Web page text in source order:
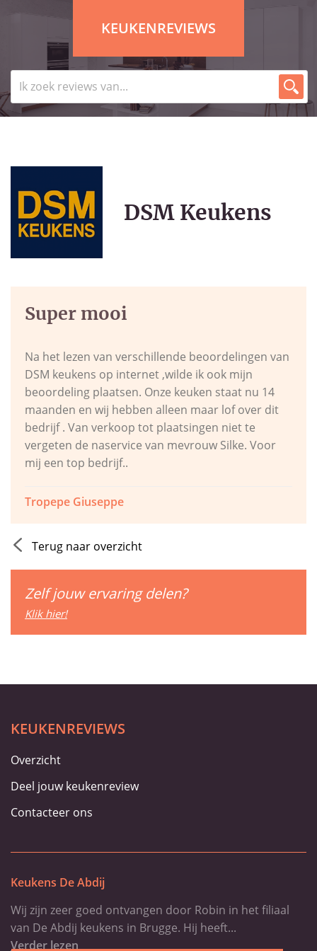
KEUKENREVIEWS
DSM Keukens
Super mooi
Na het lezen van verschillende beoordelingen van
DSM keukens op internet ,wilde ik ook mijn
beoordeling plaatsen. Onze keuken staat nu 14
maanden en wij hebben alleen maar lof over dit
bedrijf . Van verkoop tot plaatsingen niet te
vergeten de naservice van mevrouw Silke. Voor
mij een top bedrijf..
Tropepe Giuseppe
Terug naar overzicht
Zelf jouw ervaring delen?
Klik hier!
KEUKENREVIEWS
Overzicht
Deel jouw keukenreview
Contacteer ons
Keukens De Abdij
Wij zijn zeer goed ontvangen door Robin in het filiaal
van De Abdij keukens in Brugge. Hij heeft...
Verder lezen